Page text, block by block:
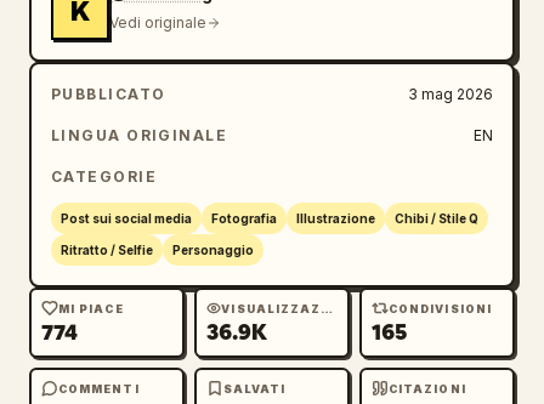
K Vedi originale
PUBBLICATO 3 mag 2026
LINGUA ORIGINALE EN
CATEGORIE
Post sui social media Fotografia Illustrazione Chibi / Stile Q
Ritratto / Selfie Personaggio
MI PIACE
774
VISUALIZZAZIONI
36.9K
CONDIVISIONI
165
COMMENTI SALVATI CITAZIONI